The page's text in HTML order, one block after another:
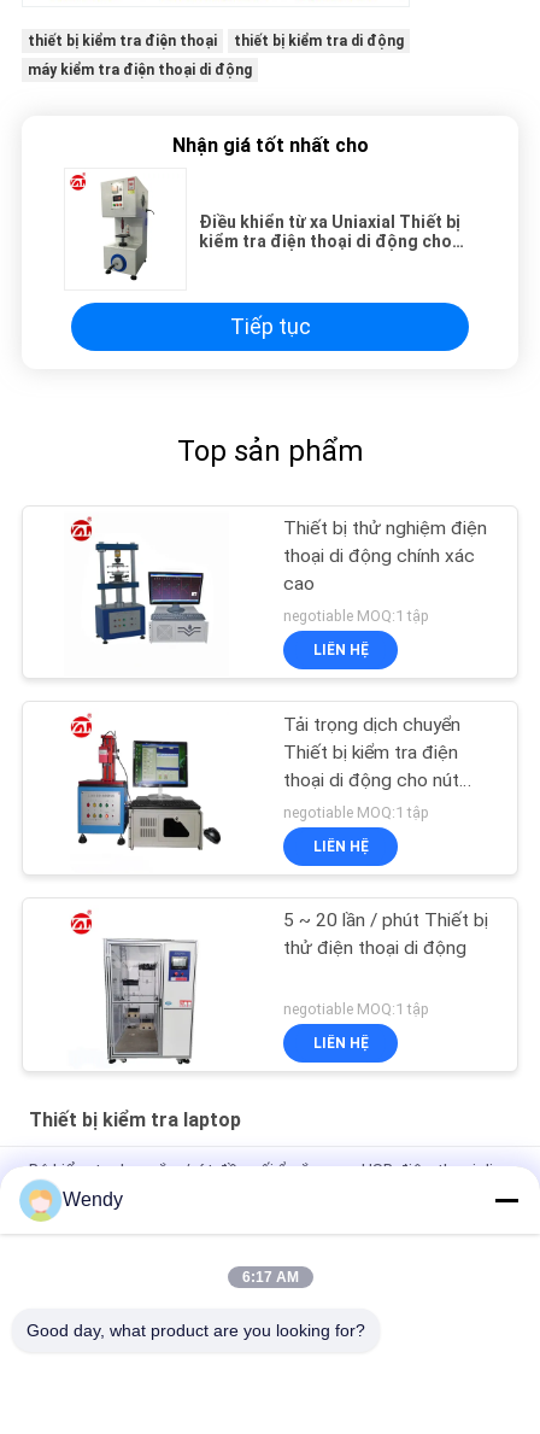
thiết bị kiểm tra điện thoại
thiết bị kiểm tra di động
máy kiểm tra điện thoại di động
Nhận giá tốt nhất cho
Điều khiển từ xa Uniaxial Thiết bị
kiểm tra điện thoại di động cho
Tiếp tục
Top sản phẩm
Thiết bị thử nghiệm điện
thoại di động chính xác
cao
negotiable MOQ:1 tập
LIÊN HỆ
Tải trọng dịch chuyển
Thiết bị kiểm tra điện
thoại di động cho nút
bấm chính
negotiable MOQ:1 tập
LIÊN HỆ
5 ~ 20 lần / phút Thiết bị
thử điện thoại di động
negotiable MOQ:1 tập
LIÊN HỆ
Thiết bị kiểm tra laptop
Bộ kiểm tra lực cắm/rút đầu nối ổ cắm sạc USB điện thoại di
động theo tiêu chuẩn USB-IF EIA-364-13 IEC 60512
Máy kiểm tra tuổi thọ nút ba trục
Bộ điều khiển lập trình nâng cao Bộ ba và khóa kiểm tra tuổi
Wendy
6:17 AM
Good day, what product are you looking for?